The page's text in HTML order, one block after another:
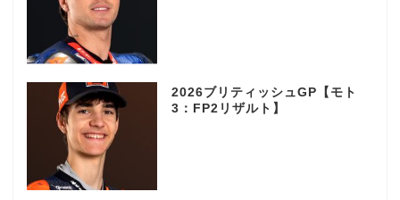
2026ブリティッシュGP【モト
3：FP2リザルト】